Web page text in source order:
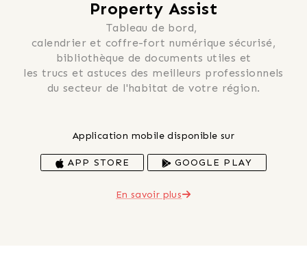
Property Assist
Tableau de bord,
calendrier et coffre-fort numérique sécurisé,
bibliothèque de documents utiles et
du secteur de l'habitat de votre région.
Application mobile disponible sur
APP STORE GOOGLE PLAY
En savoir plus